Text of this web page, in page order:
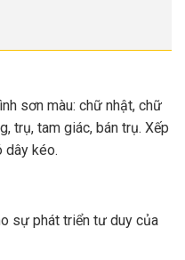
sơn màu: chữ nhật, chữ
trụ, tam giác, bán trụ. Xếp
dây kéo.
sự phát triển tư duy của